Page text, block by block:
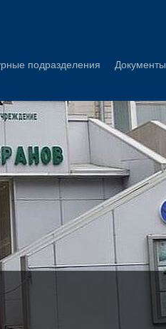
подразделения Документы